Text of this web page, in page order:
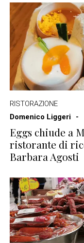
RISTORAZIONE
Domenico Liggeri
Eggs chiude a
ristorante di
Barbara Agosti